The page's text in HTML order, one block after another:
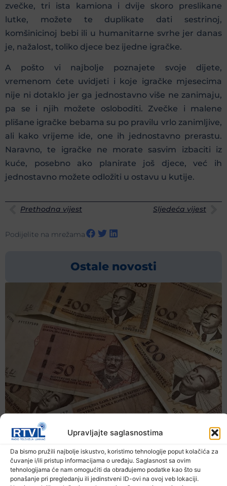
Upravljajte saglasnostima
Da bismo pružili najbolje iskustvo, koristimo tehnologije poput kolačića za
čuvanje i/ili pristup informacijama o uređaju. Saglasnost sa ovim
tehnologijama će nam omogućiti da obrađujemo podatke kao što su
ponašanje pri pregledanju ili jedinstveni ID-ovi na ovoj veb lokaciji.
zvečke, tri ista kamiona i dvije skoro preslikane
lutke, možete te duplikate dati sestrinoj,
komšinicinoj bebi ili u humanitarne svrhe jer danas
je, nažalost, toliko djece bez ijedne igračke.
A pošto vi najbolje poznajete svoje dijete,
vremenom ćete uvidjeti i koje igračke mjesecima
nije ni dotaklo jer ga jednostavno više ne zanimaju,
pa se i njih možete osloboditi. Zvečke i malene
plišane igračke bebama su po pravilu vrlo zanimljive,
ali kako vrijeme ide, one ih jednostavno prerastu.
Naravno, te igračke ne morate sasvim izbaciti iz
kuće, posebno ako planirate još djece, već ih
jednostavno možete odložiti u ostavu u kutije.
Prethodna vijest Sljedeća vijest
Podijelite na mrežama
Ostale novosti